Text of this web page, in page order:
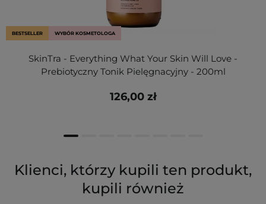
BESTSELLER WYBÓR KOSMETOLOGA
SkinTra - Everything What Your Skin Will Love -
Prebiotyczny Tonik Pielęgnacyjny - 200ml
126,00 zł
Klienci, którzy kupili ten produkt,
kupili również